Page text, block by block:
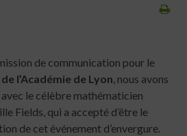
de communication pour le
l’Académie de Lyon, nous avons
avec le célèbre mathématicien
Fields, qui a accepté d’être le
de cet événement d’envergure.